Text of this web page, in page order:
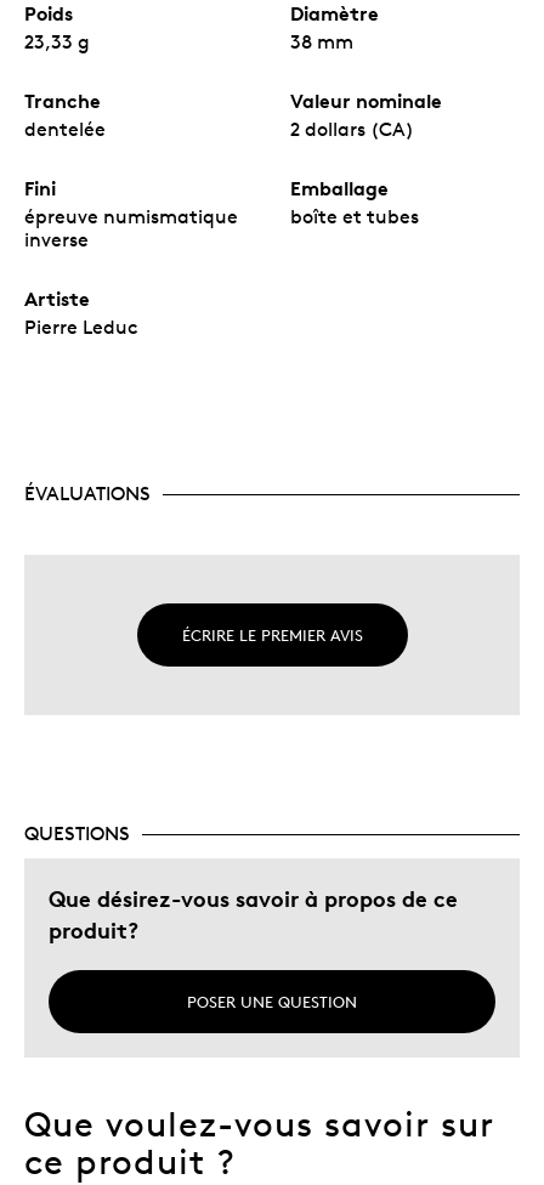
Poids
23,33 g
Diamètre
38 mm
Tranche
dentelée
Valeur nominale
2 dollars (CA)
Fini
épreuve numismatique
inverse
Emballage
boîte et tubes
Artiste
Pierre Leduc
ÉVALUATIONS
ÉCRIRE LE PREMIER AVIS
QUESTIONS
Que désirez-vous savoir à propos de ce
produit?
POSER UNE QUESTION
Que voulez-vous savoir sur
ce produit ?